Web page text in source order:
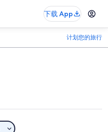
下载 App
计划您的旅行